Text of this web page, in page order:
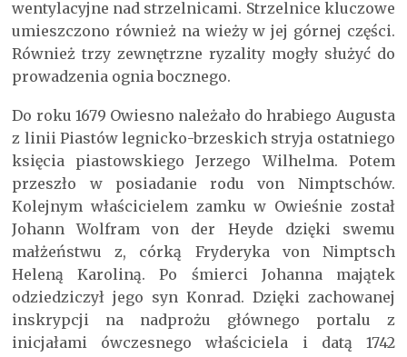
wentylacyjne nad strzelnicami. Strzelnice kluczowe
umieszczono również na wieży w jej górnej części.
Również trzy zewnętrzne ryzality mogły służyć do
prowadzenia ognia bocznego.
Do roku 1679 Owiesno należało do hrabiego Augusta
z linii Piastów legnicko-brzeskich stryja ostatniego
księcia piastowskiego Jerzego Wilhelma. Potem
przeszło w posiadanie rodu von Nimptschów.
Kolejnym właścicielem zamku w Owieśnie został
Johann Wolfram von der Heyde dzięki swemu
małżeństwu z, córką Fryderyka von Nimptsch
Heleną Karoliną. Po śmierci Johanna majątek
odziedziczył jego syn Konrad. Dzięki zachowanej
inskrypcji na nadprożu głównego portalu z
inicjałami ówczesnego właściciela i datą 1742